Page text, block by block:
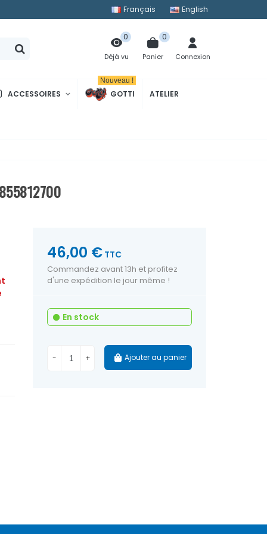
Français English
Déjà vu
0
Panier
0
Connexion
ACCESSOIRES GOTTI
Nouveau !
ATELIER
46,00 € TTC
Commandez avant 13h et profitez
d'une expédition le jour même !
En stock
- + Ajouter au panier